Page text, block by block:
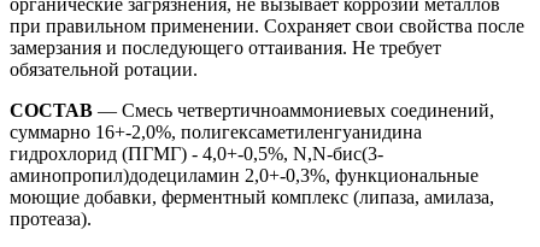
при правильном применении. Сохраняет свои свойства после
замерзания и последующего оттаивания. Не требует
обязательной ротации.
СОСТАВ — Смесь четвертичноаммониевых соединений,
суммарно 16+-2,0%, полигексаметиленгуанидина
гидрохлорид (ПГМГ) - 4,0+-0,5%, N,N-бис(3-
аминопропил)додециламин 2,0+-0,3%, функциональные
моющие добавки, ферментный комплекс (липаза, амилаза,
протеаза).